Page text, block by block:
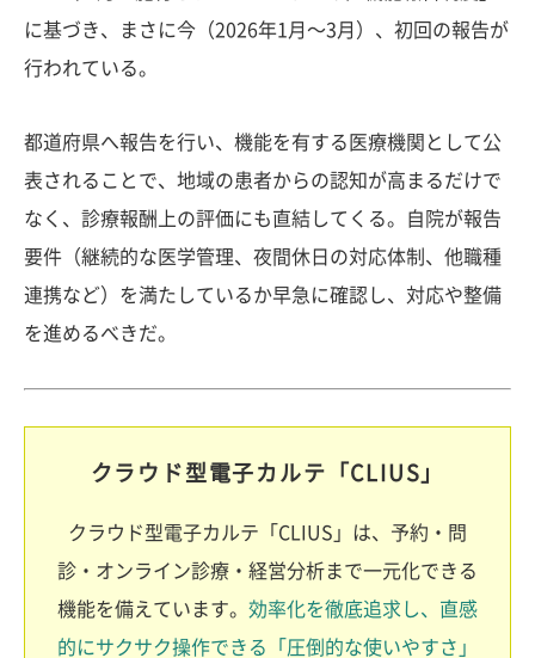
に基づき、まさに今（2026年1月〜3月）、初回の報告が
行われている。
都道府県へ報告を行い、機能を有する医療機関として公
表されることで、地域の患者からの認知が高まるだけで
なく、診療報酬上の評価にも直結してくる。自院が報告
要件（継続的な医学管理、夜間休日の対応体制、他職種
連携など）を満たしているか早急に確認し、対応や整備
を進めるべきだ。
クラウド型電子カルテ「CLIUS」
クラウド型電子カルテ「CLIUS」は、予約・問
診・オンライン診療・経営分析まで一元化できる
機能を備えています。 効率化を徹底追求し、直感
的にサクサク操作できる「圧倒的な使いやすさ」